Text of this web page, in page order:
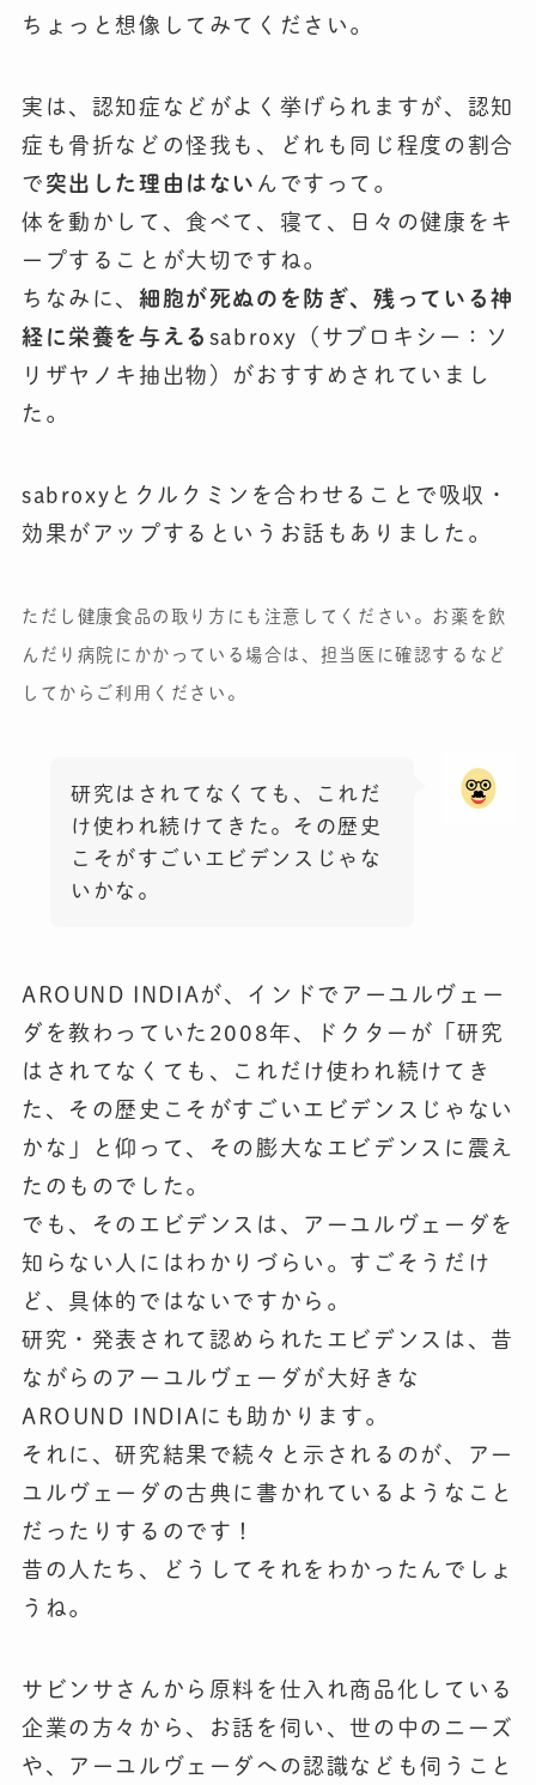
ちょっと想像してみてください。
実は、認知症などがよく挙げられますが、認知
症も骨折などの怪我も、どれも同じ程度の割合
で 突出した理由はない んですって。
体を動かして、食べて、寝て、日々の健康をキ
ープすることが大切ですね。
ちなみに、 細胞が死ぬのを防ぎ、残っている神
経に栄養を与える sabroxy（サブロキシー：ソ
リザヤノキ抽出物）がおすすめされていまし
た。
sabroxyとクルクミンを合わせることで吸収・
効果がアップするというお話もありました。
ただし健康食品の取り方にも注意してください。 お薬を飲
んだり病院にかかっている場合は、担当医に確認するなど
してからご利用ください。
研究はされてなくても、これだ
け使われ続けてきた。その歴史
こそがすごいエビデンスじゃな
いかな。
AROUND INDIAが、インドでアーユルヴェー
ダを教わっていた2008年、ドクターが「研究
はされてなくても、これだけ使われ続けてき
た、その歴史こそがすごいエビデンスじゃない
かな」と仰って、その膨大なエビデンスに震え
たのものでした。
でも、そのエビデンスは、アーユルヴェーダを
知らない人にはわかりづらい。すごそうだけ
ど、具体的ではないですから。
研究・発表されて認められたエビデンスは、昔
ながらのアーユルヴェーダが大好きな
AROUND INDIAにも助かります。
それに、研究結果で続々と示されるのが、アー
ユルヴェーダの古典に書かれているようなこと
だったりするのです！
昔の人たち、どうしてそれをわかったんでしょ
うね。
サビンサさんから原料を仕入れ商品化している
企業の方々から、お話を伺い、世の中のニーズ
や、アーユルヴェーダへの認識なども伺うこと